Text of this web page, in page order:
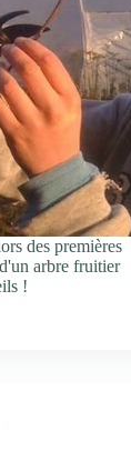
des premières
arbre fruitier
!